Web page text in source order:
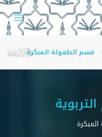
قسم الطفولة المبكرة